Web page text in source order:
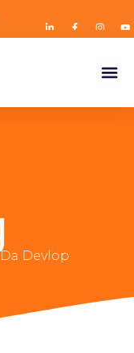
Devlop